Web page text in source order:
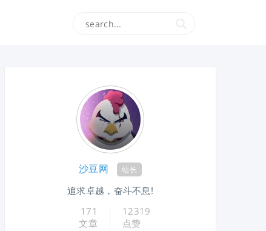
沙豆网 站长
追求卓越，奋斗不息!
171
文章
12319
点赞